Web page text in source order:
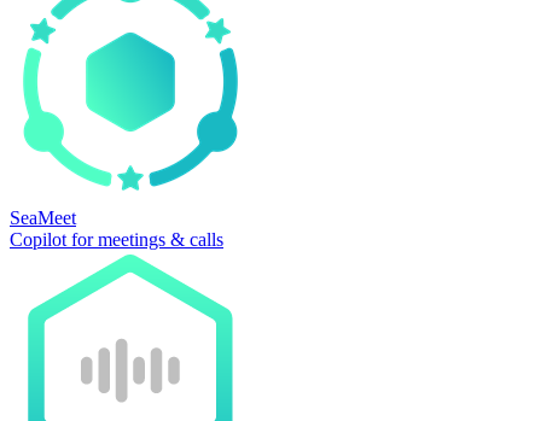
SeaMeet
Copilot for meetings & calls